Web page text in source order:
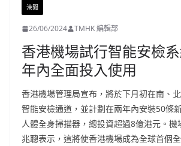
港聞
26/06/2024 TMHK 編輯部
香港機場試行智能安檢
年內全面投入使用
香港機場管理局宣布，將於下月初在南、
智能安檢通道，並計劃在兩年內安裝50條
人體全身掃描器，總投資超過8億港元。機
兆聰表示，這將使香港機場成為全球首個